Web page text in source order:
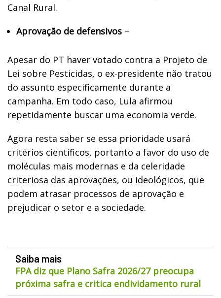
Canal Rural.
Aprovação de defensivos –
Apesar do PT haver votado contra a Projeto de
Lei sobre Pesticidas, o ex-presidente não tratou
do assunto especificamente durante a
campanha. Em todo caso, Lula afirmou
repetidamente buscar uma economia verde.
Agora resta saber se essa prioridade usará
critérios científicos, portanto a favor do uso de
moléculas mais modernas e da celeridade
criteriosa das aprovações, ou ideológicos, que
podem atrasar processos de aprovação e
prejudicar o setor e a sociedade.
Saiba mais
FPA diz que Plano Safra 2026/27 preocupa
próxima safra e critica endividamento rural